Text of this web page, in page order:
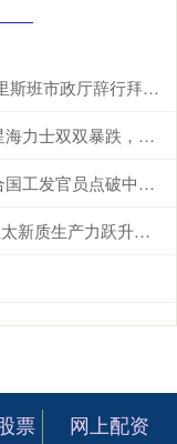
秦安配资 驻布里斯班总领事阮宗泽 在布里斯班市政厅辞行拜会市长施林纳。施林纳市
正好配资 韩国股市今年第八次熔断，三星海力士双双暴跌，AI泡沫开始破了？ 根据
利配网 连续六年互为最大贸易伙伴，联合国工发官员点破中国东盟合作密码 据新华
快牛盘 【智汇APEC】以人工智能赋能亚太新质生产力跃升和包容性增长
票
网上配资